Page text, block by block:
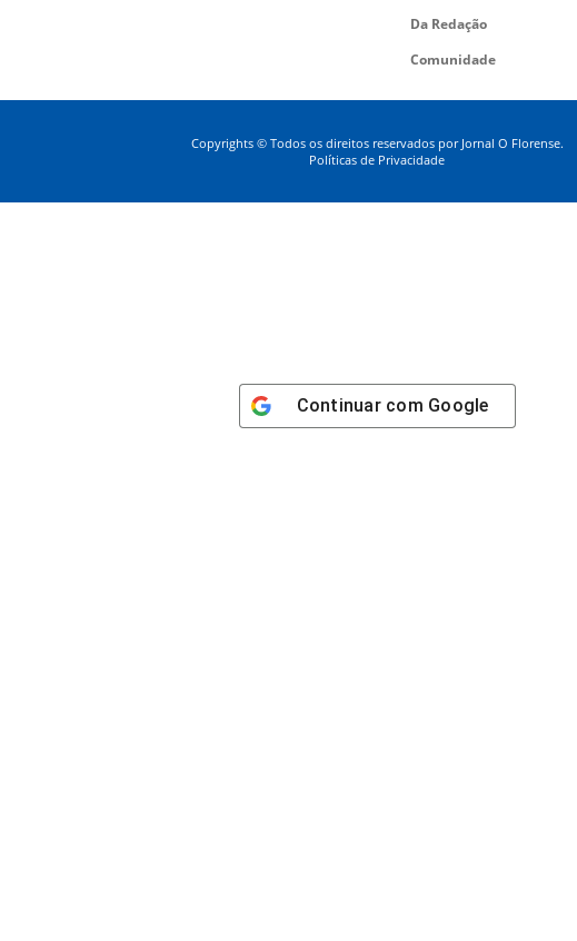
Da Redação
Comunidade
Copyrights © Todos os direitos reservados por Jornal O Florense.
Políticas de Privacidade
Continuar com Google